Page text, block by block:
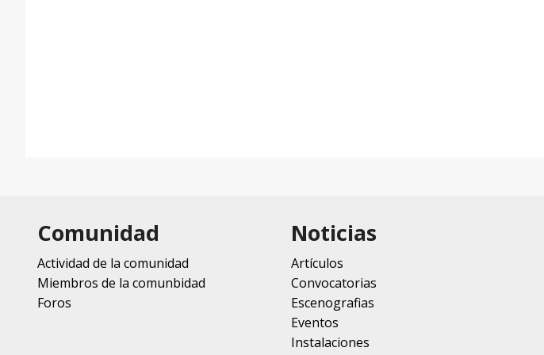
Comunidad
Actividad de la comunidad
Miembros de la comunbidad
Foros
Noticias
Artículos
Convocatorias
Escenografias
Eventos
Instalaciones